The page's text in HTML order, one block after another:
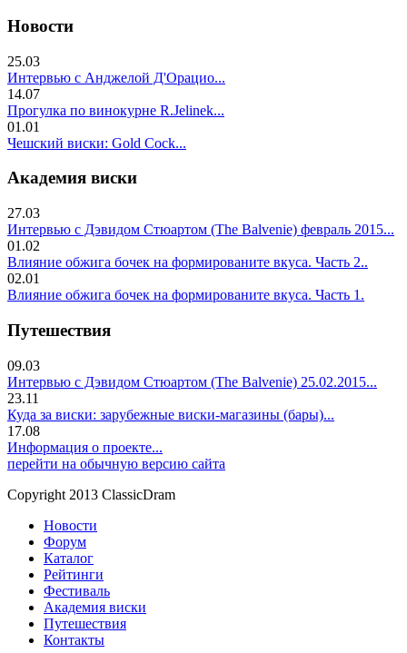
Новости
25.03
Интервью с Анджелой Д'Орацио...
14.07
Прогулка по винокурне R.Jelinek...
01.01
Чешский виски: Gold Cock...
Академия виски
27.03
Интервью с Дэвидом Стюартом (The Balvenie) февраль 2015...
01.02
Влияние обжига бочек на формированите вкуса. Часть 2..
02.01
Влияние обжига бочек на формированите вкуса. Часть 1.
Путешествия
09.03
Интервью с Дэвидом Стюартом (The Balvenie) 25.02.2015...
23.11
Куда за виски: зарубежные виски-магазины (бары)...
17.08
Информация о проекте...
перейти на обычную версию сайта
Copyright 2013 ClassicDram
Новости
Форум
Каталог
Рейтинги
Фестиваль
Академия виски
Путешествия
Контакты